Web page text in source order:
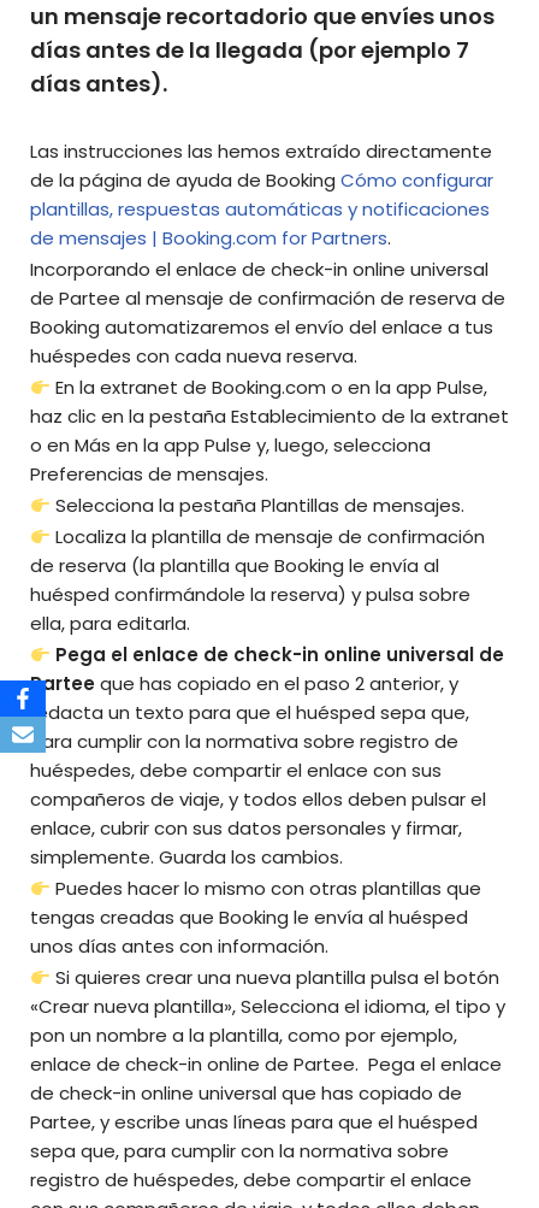
un mensaje recortadorio que envíes unos
días antes de la llegada (por ejemplo 7
días antes).
Las instrucciones las hemos extraído directamente
de la página de ayuda de Booking Cómo configurar
plantillas, respuestas automáticas y notificaciones
de mensajes | Booking.com for Partners.
Incorporando el enlace de check-in online universal
de Partee al mensaje de confirmación de reserva de
Booking automatizaremos el envío del enlace a tus
huéspedes con cada nueva reserva.
En la extranet de Booking.com o en la app Pulse,
haz clic en la pestaña Establecimiento de la extranet
o en Más en la app Pulse y, luego, selecciona
Preferencias de mensajes.
Selecciona la pestaña Plantillas de mensajes.
Localiza la plantilla de mensaje de confirmación
de reserva (la plantilla que Booking le envía al
huésped confirmándole la reserva) y pulsa sobre
ella, para editarla.
Pega el enlace de check-in online universal de
Parteeque has copiado en el paso 2 anterior, y
redacta un texto para que el huésped sepa que,
para cumplir con la normativa sobre registro de
huéspedes, debe compartir el enlace con sus
compañeros de viaje, y todos ellos deben pulsar el
enlace, cubrir con sus datos personales y firmar,
simplemente. Guarda los cambios.
Puedes hacer lo mismo con otras plantillas que
tengas creadas que Booking le envía al huésped
unos días antes con información.
Si quieres crear una nueva plantilla pulsa el botón
«Crear nueva plantilla», Selecciona el idioma, el tipo y
pon un nombre a la plantilla, como por ejemplo,
enlace de check-in online de Partee. Pega el enlace
de check-in online universal que has copiado de
Partee, y escribe unas líneas para que el huésped
sepa que, para cumplir con la normativa sobre
registro de huéspedes, debe compartir el enlace